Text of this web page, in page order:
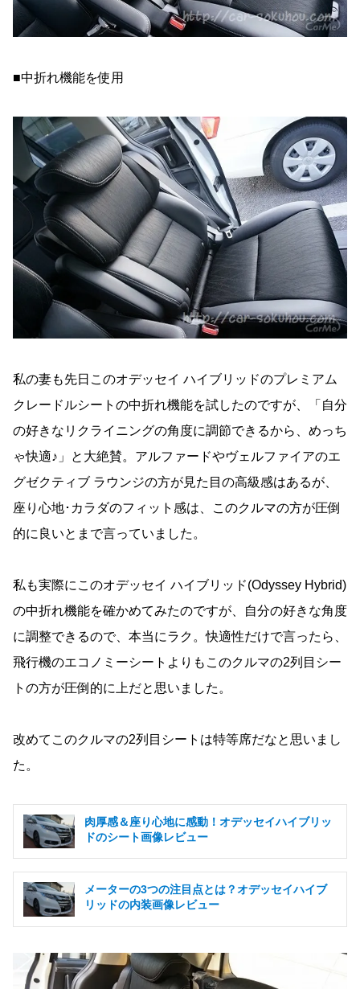
■中折れ機能を使用
私の妻も先日このオデッセイ ハイブリッドのプレミアム
クレードルシートの中折れ機能を試したのですが、「自分
の好きなリクライニングの角度に調節できるから、めっち
ゃ快適♪」と大絶賛。アルファードやヴェルファイアのエ
グゼクティブ ラウンジの方が見た目の高級感はあるが、
座り心地･カラダのフィット感は、このクルマの方が圧倒
的に良いとまで言っていました。
私も実際にこのオデッセイ ハイブリッド(Odyssey Hybrid)
の中折れ機能を確かめてみたのですが、自分の好きな角度
に調整できるので、本当にラク。快適性だけで言ったら、
飛行機のエコノミーシートよりもこのクルマの2列目シー
トの方が圧倒的に上だと思いました。
改めてこのクルマの2列目シートは特等席だなと思いまし
た。
肉厚感＆座り心地に感動！オデッセイハイブリッ
ドのシート画像レビュー
メーターの3つの注目点とは？オデッセイハイブ
リッドの内装画像レビュー